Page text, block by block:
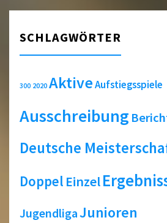
SCHLAGWÖRTER
300 2020 AktiveAufstiegsspiele
Ausschreibung
Deutsche
Doppel Einzel
JugendligaJunioren